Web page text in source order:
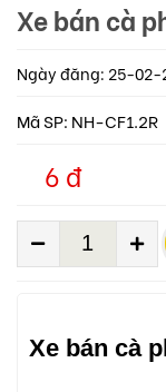
Xe bán cà
Ngày đăng: 25-02-
Mã SP: NH-CF1.2R
6 đ
Xe bán cà